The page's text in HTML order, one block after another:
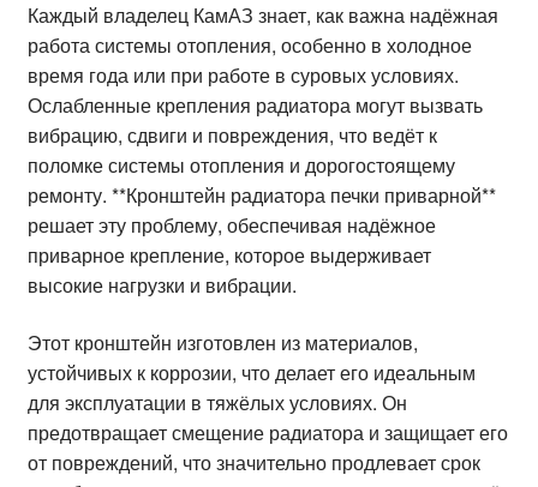
Каждый владелец КамАЗ знает, как важна надёжная
работа системы отопления, особенно в холодное
время года или при работе в суровых условиях.
Ослабленные крепления радиатора могут вызвать
вибрацию, сдвиги и повреждения, что ведёт к
поломке системы отопления и дорогостоящему
ремонту. **Кронштейн радиатора печки приварной**
решает эту проблему, обеспечивая надёжное
приварное крепление, которое выдерживает
высокие нагрузки и вибрации.
Этот кронштейн изготовлен из материалов,
устойчивых к коррозии, что делает его идеальным
для эксплуатации в тяжёлых условиях. Он
предотвращает смещение радиатора и защищает его
от повреждений, что значительно продлевает срок